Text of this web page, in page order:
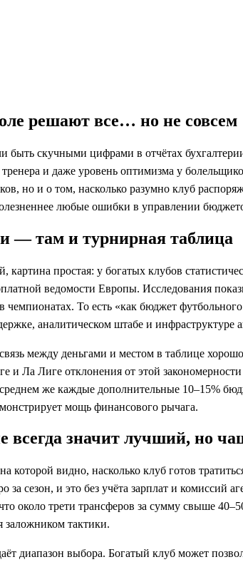
решают все… но не совсем
быть скучными цифрами в отчётах
тренера и даже уровень оптимизма у
но и о том, насколько разумно клуб
любые ошибки в управлении
— там и турнирная таблица
простая: у богатых клубов
ведомости Европы. Исследования
То есть «как бюджет
аналитическом штабе и инфраструктуре
между деньгами и местом в таблице
и Ла Лиге отклонения от этой
же каждые дополнительные 10–15%
мощь финансового рычага.
всегда значит лучший, но
видно, насколько клуб готов
за сезон, и это без учёта зарплат и
около трети трансферов за сумму свыше
заложником тактики.
диапазон выбора. Богатый клуб может